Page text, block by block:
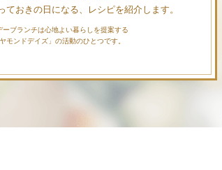
ておきの日になる、レシピを紹介します。
ブランチは心地よい暮らしを提案する
ヤモンドデイズ」の活動のひとつです。